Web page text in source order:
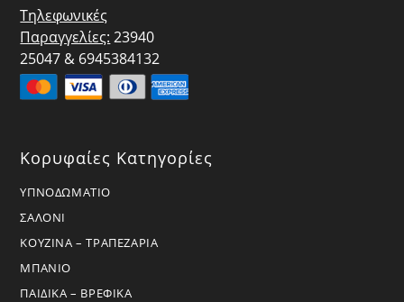
Τηλεφωνικές
Παραγγελίες: 23940
25047 & 6945384132
Κορυφαίες Κατηγορίες
ΥΠΝΟΔΩΜΑΤΙΟ
ΣΑΛΟΝΙ
ΚΟΥΖΙΝΑ – ΤΡΑΠΕΖΑΡΙΑ
ΜΠΑΝΙΟ
ΠΑΙΔΙΚΑ – ΒΡΕΦΙΚΑ